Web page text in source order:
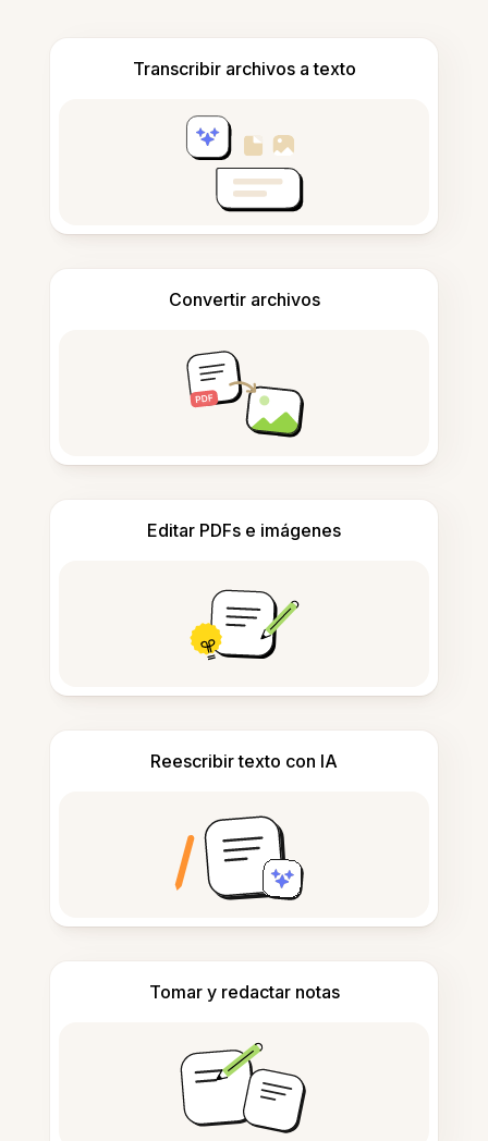
Transcribir archivos a texto
Convertir archivos
Editar PDFs e imágenes
Reescribir texto con IA
Tomar y redactar notas